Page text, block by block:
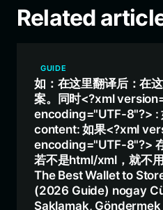
Related
GUIDE
如：在这里翻译后：在
案。同时<?xml
encoding="UTF-8"?> :
content: 如果<?xml
encoding="UTF-8"?>
若不是html/xml，就不
The Best Wallet to
(2026 Guide) nogay
Saklamak,